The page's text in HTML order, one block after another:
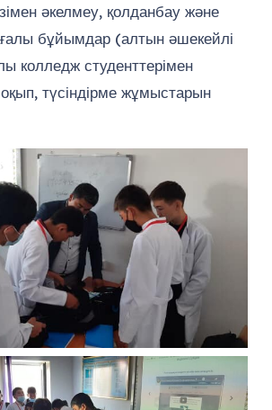
әкелмеу, қолданбау және
бұйымдар (алтын әшекейлі
колледж студенттерімен
оқып, түсіндірме жұмыстарын